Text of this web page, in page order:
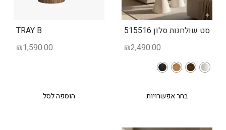
סט שולחנות סלון 515516
₪2,490.00
בחר אפשרויות
TRAY B
₪1,590.00
הוספה לסל